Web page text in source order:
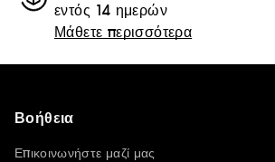
εντός 14 ημερών
Μάθετε περισσότερα
Βοήθεια
Επικοινωνήστε μαζί μας